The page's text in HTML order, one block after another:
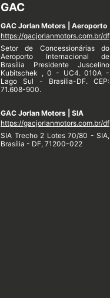
GAC
GAC Jorlan Motors | Aeroporto
https://gacjorlanmotors.com.br/df
Setor de Concessionárias do
Aeroporto Internacional de
Brasília Presidente Juscelino
Kubitschek , 0 - UC4. 010A -
Lago Sul - Brasília-DF. CEP:
71.608-900.
GAC Jorlan Motors | SIA
https://gacjorlanmotors.com.br/df
SIA Trecho 2 Lotes 70/80 - SIA,
Brasília - DF, 71200-022